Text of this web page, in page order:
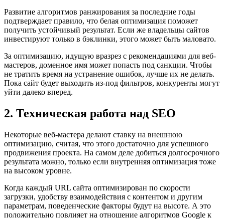
Развитие алгоритмов ранжирования за последние годы
подтверждает правило, что белая оптимизация поможет
получить устойчивый результат. Если же владельцы сайтов
инвестируют только в бэклинки, этого может быть маловато.
За оптимизацию, идущую вразрез с рекомендациями для веб-
мастеров, доменное имя может попасть под санкции. Чтобы
не тратить время на устранение ошибок, лучше их не делать.
Пока сайт будет выходить из-под фильтров, конкуренты могут
уйти далеко вперед.
2. Техническая работа над SEO
Некоторые веб-мастера делают ставку на внешнюю
оптимизацию, считая, что этого достаточно для успешного
продвижения проекта. На самом деле добиться долгосрочного
результата можно, только если внутренняя оптимизация тоже
на высоком уровне.
Когда каждый URL сайта оптимизирован по скорости
загрузки, удобству взаимодействия с контентом и другим
параметрам, поведенческие факторы будут на высоте. А это
положительно повлияет на отношение алгоритмов Google к